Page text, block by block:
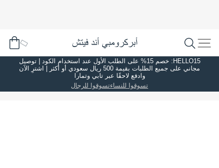
HELLO15: خصم 15% على الطلب الأول عند استخدام الكود | توصيل
مجاني على جميع الطلبات بقيمة 500 ريال سعودي أو أكثر | اشترِ الآن
وادفع لاحقًا عبر تابي وتمارا
تسوقوا للنساءتسوقوا للرجال